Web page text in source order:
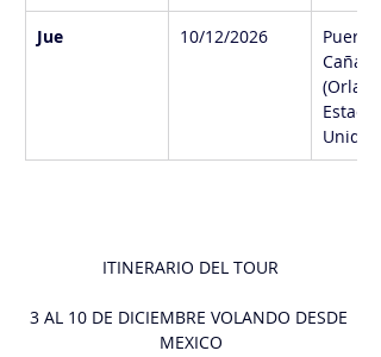
Jue 10/12/2026
Puerto
Estados
Unidos
ITINERARIO DEL TOUR
3 AL 10 DE DICIEMBRE VOLANDO DESDE
MEXICO